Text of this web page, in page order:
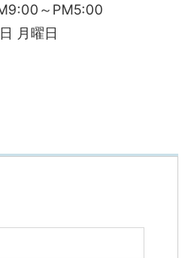
～PM5:00
月曜日